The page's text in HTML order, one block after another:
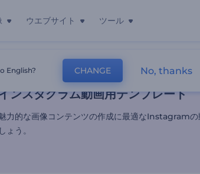
ウエブサイト ツール
タグラム動画用テン
ーム テンプレート SNS動画 インスタ・リール
ンスタグラム動画用テンプレート
力的な画像コンテンツの作成に最適なInstagram
しょう。
English? CHANGE No, thanks